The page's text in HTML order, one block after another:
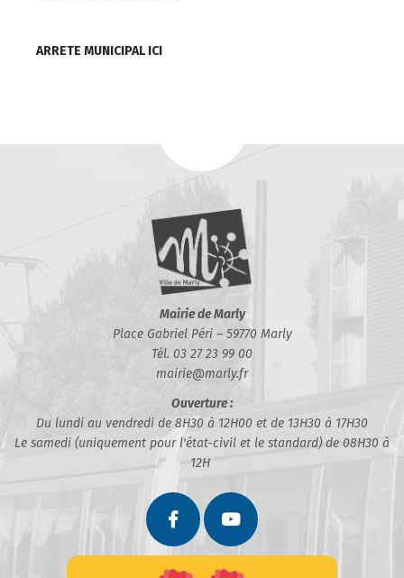
ARRETE MUNICIPAL ICI
Mairie de Marly
Place Gabriel Péri – 59770 Marly
Tél. 03 27 23 99 00
mairie@marly.fr
Ouverture :
Du lundi au vendredi de 8H30 à 12H00 et de 13H30 à 17H30
Le samedi (uniquement pour l'état-civil et le standard) de 08H30 à
12H